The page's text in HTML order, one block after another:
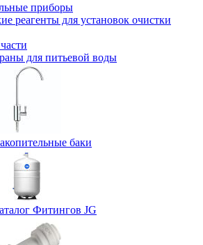
приборы
реагенты для установок очистки
для питьевой воды
баки
Фитингов JG